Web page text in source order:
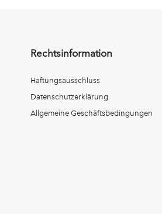
Rechtsinformation
Haftungsausschluss
Datenschutzerklärung
Allgemeine Geschäftsbedingungen